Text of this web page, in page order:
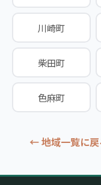
川崎町
柴田町
色麻町
← 地域一覧に戻